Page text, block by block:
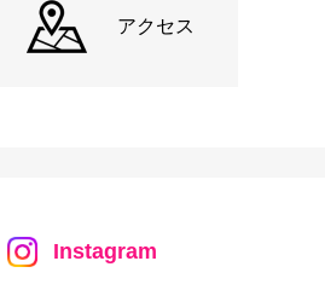
アクセス
Instagram